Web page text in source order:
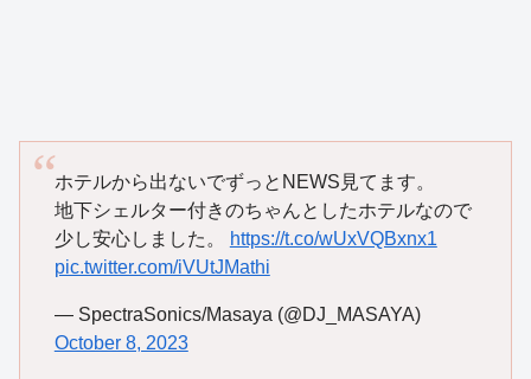
ホテルから出ないでずっとNEWS見てます。
地下シェルター付きのちゃんとしたホテルなので
少し安心しました。
https://t.co/wUxVQBxnx1
pic.twitter.com/iVUtJMathi
— SpectraSonics/Masaya (@DJ_MASAYA)
October 8, 2023